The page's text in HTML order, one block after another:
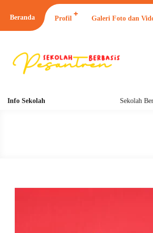
Beranda Profil Galeri Foto dan
Info Sekolah Sekolah